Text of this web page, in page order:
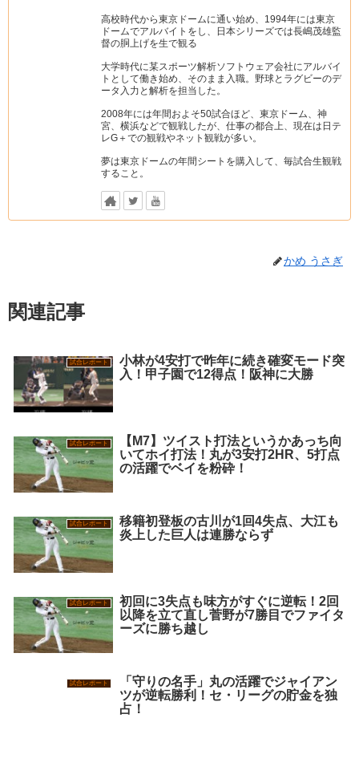
高校時代から東京ドームに通い始め、1994年には東京
ドームでアルバイトをし、日本シリーズでは長嶋茂雄監
督の胴上げを生で観る
大学時代に某スポーツ解析ソフトウェア会社にアルバイ
トとして働き始め、そのまま入職。野球とラグビーのデ
ータ入力と解析を担当した。
2008年には年間およそ50試合ほど、東京ドーム、神
宮、横浜などで観戦したが、仕事の都合上、現在は日テ
レG＋での観戦やネット観戦が多い。
夢は東京ドームの年間シートを購入して、毎試合生観戦
すること。
かめ うさぎ
関連記事
試合レポート
小林が4安打で昨年に続き確変モード突
入！甲子園で12得点！阪神に大勝
試合レポート
【M7】ツイスト打法というかあっち向
いてホイ打法！丸が3安打2HR、5打点
の活躍でベイを粉砕！
試合レポート
移籍初登板の古川が1回4失点、大江も
炎上した巨人は連勝ならず
試合レポート
初回に3失点も味方がすぐに逆転！2回
以降を立て直し菅野が7勝目でファイタ
ーズに勝ち越し
試合レポート
「守りの名手」丸の活躍でジャイアン
ツが逆転勝利！セ・リーグの貯金を独
占！